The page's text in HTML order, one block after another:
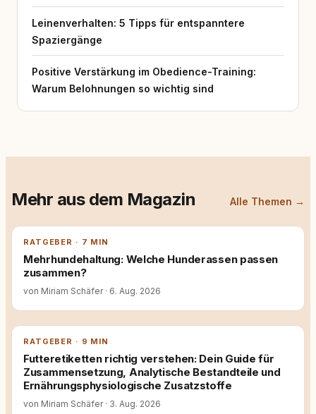
Leinenverhalten: 5 Tipps für entspanntere
Spaziergänge
Positive Verstärkung im Obedience-Training:
Warum Belohnungen so wichtig sind
Mehr aus dem Magazin Alle Themen →
RATGEBER · 7 MIN
Mehrhundehaltung: Welche Hunderassen passen
zusammen?
von Miriam Schäfer · 6. Aug. 2026
RATGEBER · 9 MIN
Futteretiketten richtig verstehen: Dein Guide für
Zusammensetzung, Analytische Bestandteile und
Ernährungsphysiologische Zusatzstoffe
von Miriam Schäfer · 3. Aug. 2026